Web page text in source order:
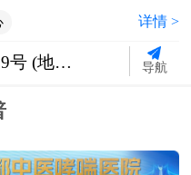
详情 >
(地铁2
导航